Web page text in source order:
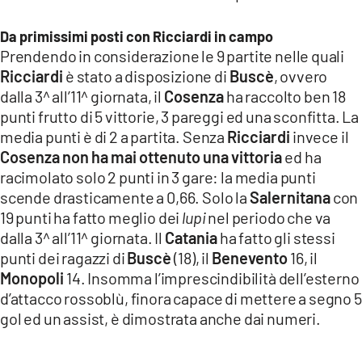
ILVIBONESE.IT
CATANZAROCHANNEL.IT
LACAPITALENEWS.IT
App
ANDROID
APPLE
Da primissimi posti con Ricciardi in campo
Prendendo in considerazione le 9 partite nelle quali
Ricciardi è stato a disposizione di Buscè, ovvero
dalla 3^ all’11^ giornata, il Cosenzaha raccolto ben 18
punti frutto di 5 vittorie, 3 pareggi ed una sconfitta. La
media punti è di 2 a partita. Senza Ricciardi invece il
Cosenza non ha mai ottenuto una vittoriaed ha
racimolato solo 2 punti in 3 gare: la media punti
scende drasticamente a 0,66. Solo laSalernitanacon
19 punti ha fatto meglio dei lupinel periodo che va
dalla 3^ all’11^ giornata. Il Cataniaha fatto gli stessi
punti dei ragazzi diBuscè(18), il Benevento16, il
Monopoli 14. Insomma l’imprescindibilità dell’esterno
d’attacco rossoblù, finora capace di mettere a segno 5
gol ed un assist, è dimostrata anche dai numeri.